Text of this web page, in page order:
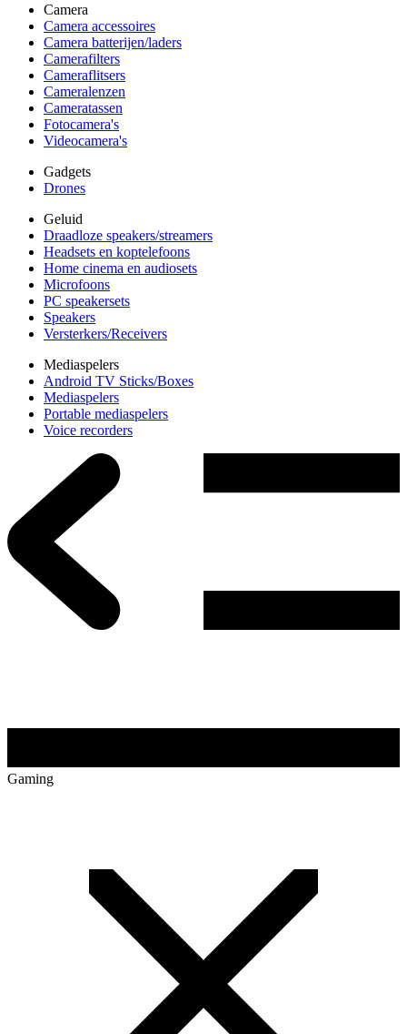
Camera
Camera accessoires
Camera batterijen/laders
Camerafilters
Cameraflitsers
Cameralenzen
Cameratassen
Fotocamera's
Videocamera's
Gadgets
Drones
Geluid
Draadloze speakers/streamers
Headsets en koptelefoons
Home cinema en audiosets
Microfoons
PC speakersets
Speakers
Versterkers/Receivers
Mediaspelers
Android TV Sticks/Boxes
Mediaspelers
Portable mediaspelers
Voice recorders
Gaming